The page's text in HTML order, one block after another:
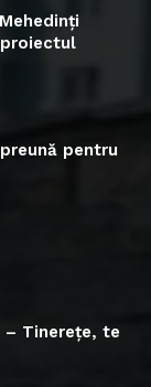
proiectul
pentru
– Tinerețe, te